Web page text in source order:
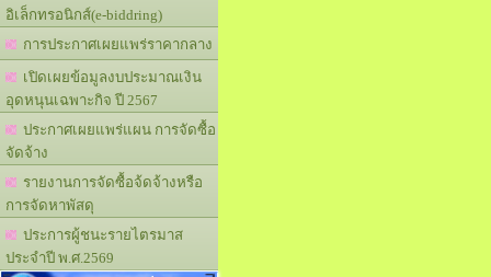
อิเล็กทรอนิกส์(e-biddring)
การประกาศเผยแพร่ราคากลาง
เปิดเผยข้อมูลงบประมาณเงิน
อุดหนุนเฉพาะกิจ ปี 2567
ประกาศเผยแพร่แผน การจัดซื้อ
จัดจ้าง
รายงานการจัดซื้อจ้ดจ้างหรือ
การจัดหาพัสดุ
ประการผู้ชนะรายไตรมาส
ประจำปี พ.ศ.2569